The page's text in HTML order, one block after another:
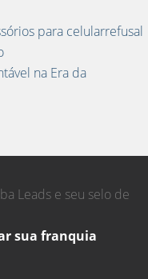
para celularrefusal
na Era da
Leads e seu selo de
sua franquia